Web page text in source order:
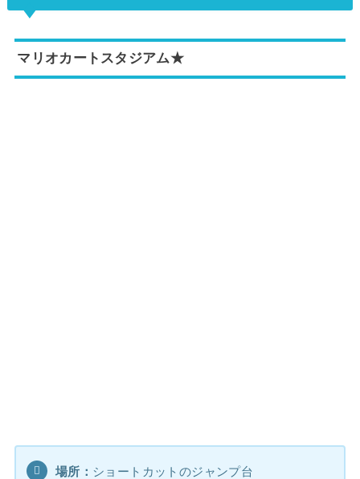
マリオカートスタジアム★
場所： ショートカットのジャンプ台